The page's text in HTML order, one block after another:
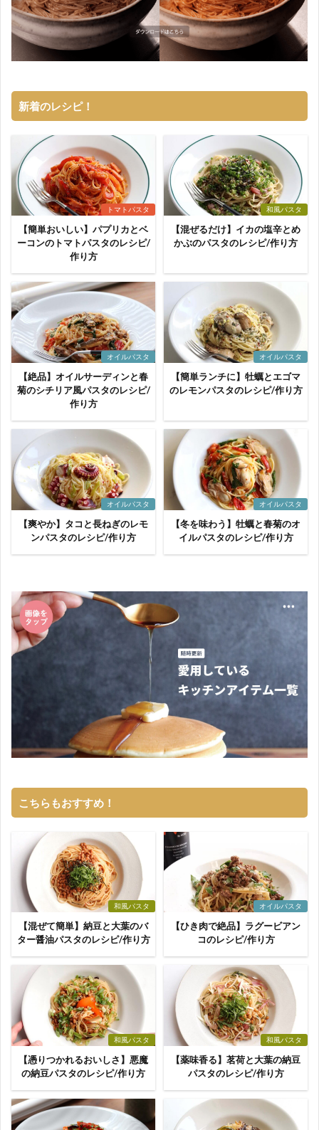
新着のレシピ！
トマトパスタ
【簡単おいしい】パプリカとベ
ーコンのトマトパスタのレシピ/
作り方
和風パスタ
【混ぜるだけ】イカの塩辛とめ
かぶのパスタのレシピ/作り方
オイルパスタ
【絶品】オイルサーディンと春
菊のシチリア風パスタのレシピ/
作り方
オイルパスタ
【簡単ランチに】牡蠣とエゴマ
のレモンパスタのレシピ/作り方
オイルパスタ
【爽やか】タコと長ねぎのレモ
ンパスタのレシピ/作り方
オイルパスタ
【冬を味わう】牡蠣と春菊のオ
イルパスタのレシピ/作り方
こちらもおすすめ！
和風パスタ
【混ぜて簡単】納豆と大葉のバ
ター醤油パスタのレシピ/作り方
オイルパスタ
【ひき肉で絶品】ラグービアン
コのレシピ/作り方
和風パスタ
【憑りつかれるおいしさ】悪魔
の納豆パスタのレシピ/作り方
和風パスタ
【薬味香る】茗荷と大葉の納豆
パスタのレシピ/作り方